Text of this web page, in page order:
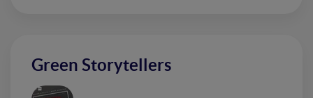
Green Storytellers